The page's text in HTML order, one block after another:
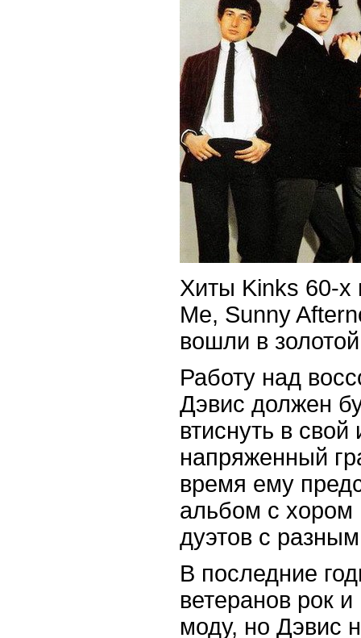
Хиты Kinks 60-х
Me, Sunny
вошли в
Работу над
Дэвис должен
втиснуть в свой
напряженный
время ему
альбом с
дуэтов с
В последние
ветеранов рок
моду, но Дэвис